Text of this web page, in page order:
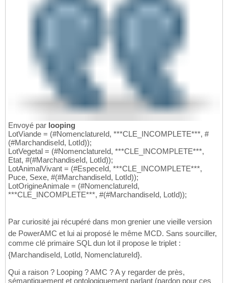
Envoyé par looping
LotViande = (#NomenclatureId, ***CLE_INCOMPLETE***, #
(#MarchandiseId, LotId));
LotVegetal = (#NomenclatureId, ***CLE_INCOMPLETE***,
Etat, #(#MarchandiseId, LotId));
LotAnimalVivant = (#EspeceId, ***CLE_INCOMPLETE***,
Puce, Sexe, #(#MarchandiseId, LotId));
LotOrigineAnimale = (#NomenclatureId,
***CLE_INCOMPLETE***, #(#MarchandiseId, LotId));
Par curiosité jai récupéré dans mon grenier une vieille version
de PowerAMC et lui ai proposé le même MCD. Sans sourciller,
comme clé primaire SQL dun lot il propose le triplet :
{MarchandiseId, LotId, NomenclatureId}.
Qui a raison ? Looping ? AMC ? A y regarder de près,
sémantiquement et ontologiquement parlant (pardon pour ces